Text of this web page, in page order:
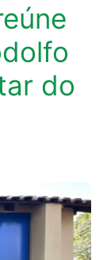
do